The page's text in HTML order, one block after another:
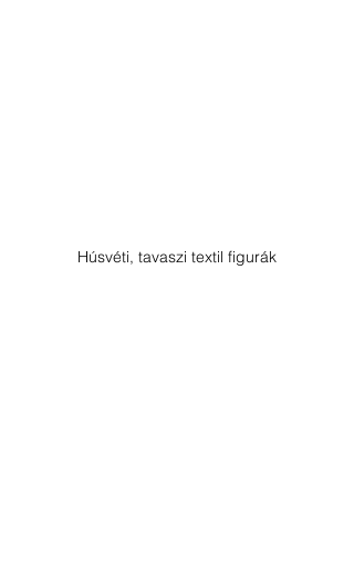
Húsvéti, tavaszi textil figurák